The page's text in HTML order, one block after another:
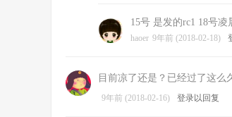
15号 是发的rc1 18号
haoer 9年前 (2018-02-18)
目前凉了还是？已经过了这么
9年前 (2018-02-16) 登录以回复